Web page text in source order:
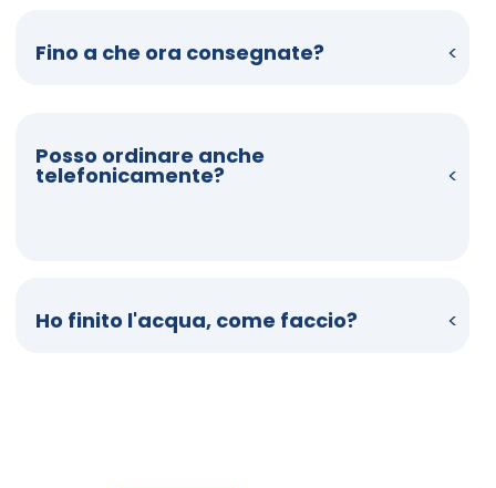
Fino a che ora consegnate?
Posso ordinare anche
telefonicamente?
Ho finito l'acqua, come faccio?